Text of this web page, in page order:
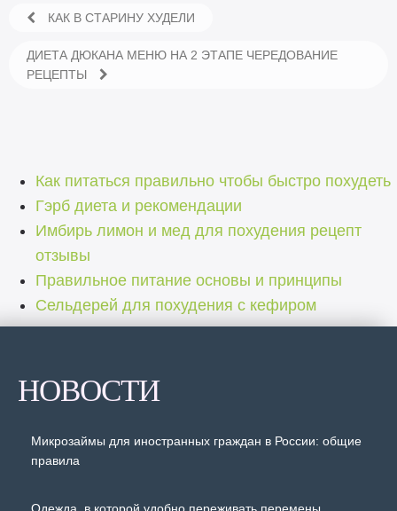
КАК В СТАРИНУ ХУДЕЛИ
ДИЕТА ДЮКАНА МЕНЮ НА 2 ЭТАПЕ ЧЕРЕДОВАНИЕ
РЕЦЕПТЫ
Как питаться правильно чтобы быстро похудеть
Гэрб диета и рекомендации
Имбирь лимон и мед для похудения рецепт
отзывы
Правильное питание основы и принципы
Сельдерей для похудения с кефиром
НОВОСТИ
Микрозаймы для иностранных граждан в России: общие
правила